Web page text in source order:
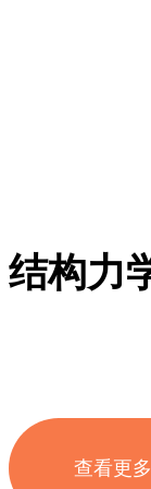
结构力
查看更多